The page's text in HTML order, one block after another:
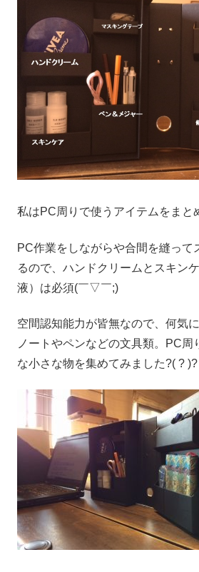
私はPC周りで使うアイテムをまと
PC作業をしながらや合間を縫って
るので、ハンドクリームとスキン
液）は必須(￣▽￣;)
空間認知能力が皆無なので、何気
ノートやペンなどの文具類。PC周
な小さな物を集めてみました?( ? )?